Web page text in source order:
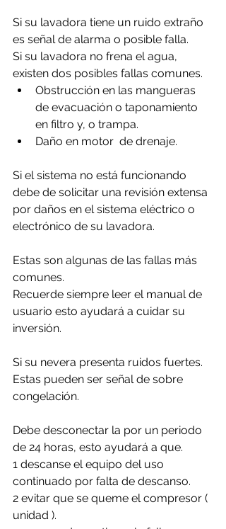
Si su lavadora tiene un ruido extraño
es señal de alarma o posible falla.
Si su lavadora no frena el agua,
existen dos posibles fallas comunes.
Obstrucción en las mangueras
de evacuación o taponamiento
en filtro y, o trampa.
Daño en motor  de drenaje.
Si el sistema no está funcionando
debe de solicitar una revisión extensa
por daños en el sistema eléctrico o
electrónico de su lavadora.
Estas son algunas de las fallas más
comunes.
Recuerde siempre leer el manual de
usuario esto ayudará a cuidar su
inversión.
Si su nevera presenta ruidos fuertes.
Estas pueden ser señal de sobre
congelación.
Debe desconectar la por un periodo
de 24 horas, esto ayudará a que.
1 descanse el equipo del uso
continuado por falta de descanso.
2 evitar que se queme el compresor (
unidad ).